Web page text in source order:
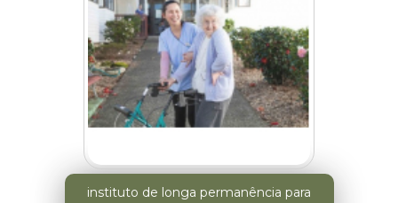
instituto de longa permanência para